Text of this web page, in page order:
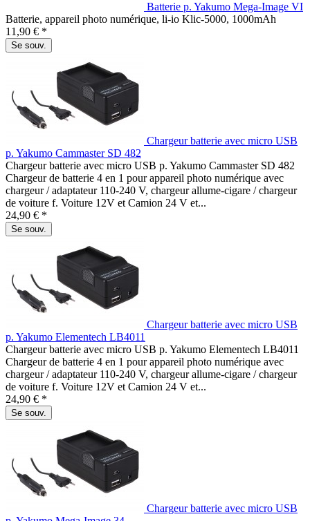
Batterie p. Yakumo Mega-Image VI
Batterie, appareil photo numérique, li-io Klic-5000, 1000mAh
11,90 € *
Se souv.
Chargeur batterie avec micro USB
p. Yakumo Cammaster SD 482
Chargeur batterie avec micro USB p. Yakumo Cammaster SD 482
Chargeur de batterie 4 en 1 pour appareil photo numérique avec
chargeur / adaptateur 110-240 V, chargeur allume-cigare / chargeur
de voiture f. Voiture 12V et Camion 24 V et...
24,90 € *
Se souv.
Chargeur batterie avec micro USB
p. Yakumo Elementech LB4011
Chargeur batterie avec micro USB p. Yakumo Elementech LB4011
Chargeur de batterie 4 en 1 pour appareil photo numérique avec
chargeur / adaptateur 110-240 V, chargeur allume-cigare / chargeur
de voiture f. Voiture 12V et Camion 24 V et...
24,90 € *
Se souv.
Chargeur batterie avec micro USB